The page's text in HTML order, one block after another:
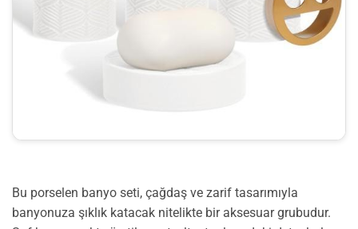
Bu porselen banyo seti, çağdaş ve zarif tasarımıyla
banyonuza şıklık katacak nitelikte bir aksesuar grubudur.